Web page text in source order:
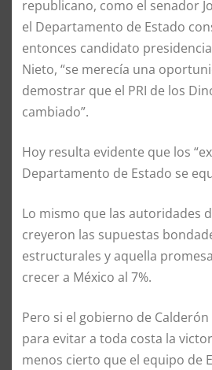
republicano, como el senador
el Departamento de Estado
entonces candidato
Nieto, “se merecía una
demostrar que el PRI de los
cambiado”.
Hoy resulta evidente que los
Departamento de Estado se
Lo mismo que las autoridades
creyeron las supuestas
estructurales y aquella
crecer a México al 7%.
Pero si el gobierno de
para evitar a toda costa la
menos cierto que el equipo de